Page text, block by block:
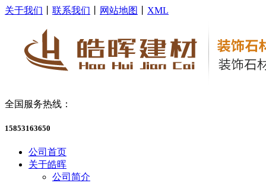
关于我们 联系我们 网站地图 XML
全国服务热线：
15853163650
公司首页
关于皓晖
公司简介